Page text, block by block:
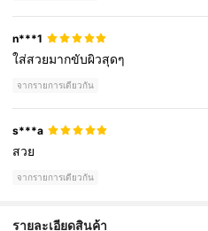
n***1
ใส่สวยมากขับผิวสุดๆ
จากรายการเดียวกัน
s***a
สวย
จากรายการเดียวกัน
รายละเอียดสินค้า